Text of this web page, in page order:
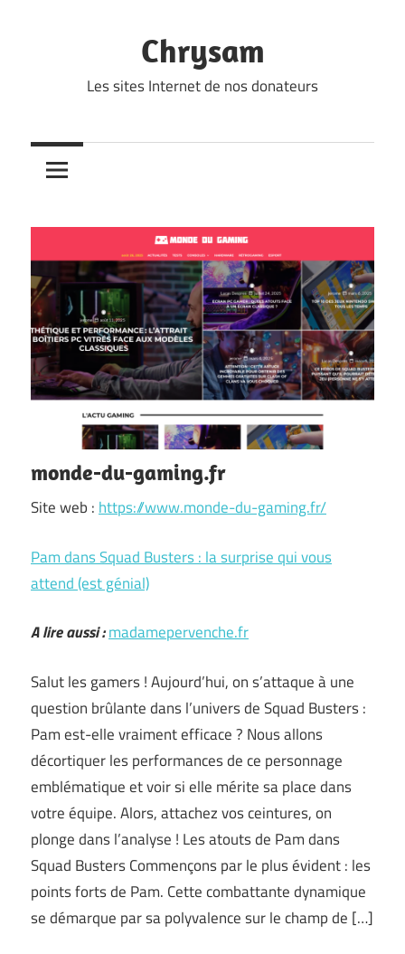
Chrysam
Les sites Internet de nos donateurs
monde-du-gaming.fr
Site web : https://www.monde-du-gaming.fr/
Pam dans Squad Busters : la surprise qui vous
attend (est génial)
A lire aussi :madamepervenche.fr
Salut les gamers ! Aujourd’hui, on s’attaque à une
question brûlante dans l’univers de Squad Busters :
Pam est-elle vraiment efficace ? Nous allons
décortiquer les performances de ce personnage
emblématique et voir si elle mérite sa place dans
votre équipe. Alors, attachez vos ceintures, on
plonge dans l’analyse ! Les atouts de Pam dans
Squad Busters Commençons par le plus évident : les
points forts de Pam. Cette combattante dynamique
se démarque par sa polyvalence sur le champ de […]